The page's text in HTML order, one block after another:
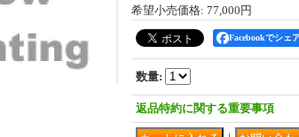
希望小売価格: 77,000円
Facebookでシェ
数量:
返品特約に関する重要事項